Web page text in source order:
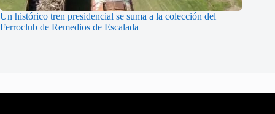
Un histórico tren presidencial se suma a la colección del
Ferroclub de Remedios de Escalada